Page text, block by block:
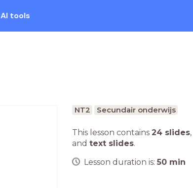
AI tools
NT2 Secundair onderwijs
This lesson contains 24 slides,
and text slides.
Lesson duration is: 50 min